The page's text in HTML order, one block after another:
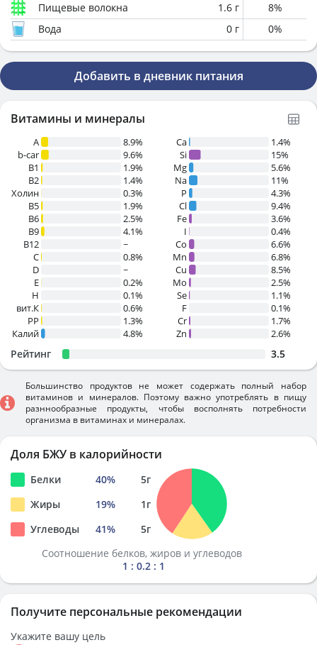
Пищевые волокна
1.6 г 8%
Вода
0 г 0%
Добавить в дневник питания
Витамины и минералы
A
8.9%
b-car
9.6%
В1
1.9%
B2
1.4%
Холин
0.3%
B5
1.9%
B6
2.5%
B9
4.1%
B12
~
C
0.8%
D
~
E
0.2%
H
0.1%
вит.К
0.6%
PP
1.3%
Калий
4.8%
Ca
1.4%
Si
15%
Mg
5.6%
Na
11%
P
4.3%
Cl
9.4%
Fe
3.6%
I
0.4%
Co
6.6%
Mn
6.8%
Cu
8.5%
Mo
2.5%
Se
1.1%
F
0.1%
Cr
1.7%
Zn
2.6%
Рейтинг 3.5
Большинство продуктов не может содержать полный набор
витаминов и минералов. Поэтому важно употреблять в пищу
разннообразные продукты, чтобы восполнять потребности
организма в витаминах и минералах.
Доля БЖУ в калорийности
Белки 40% 5г
Жиры
19% 1г
Углеводы
41% 5г
Соотношение белков, жиров и углеводов
1 : 0.2 : 1
Получите персональные рекомендации
Укажите вашу цель